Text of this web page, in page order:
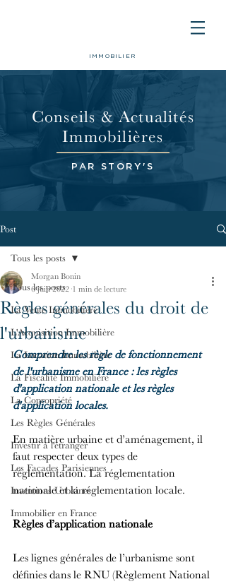
IMMOBILIER
Conseils & Actualités
Immobilières
PAR STORY'S
Post
Tous les posts
La Vente Immobilière
L'Acquisition Immobilière
La Location Immobilière
La Fiscalité Immobilière
La Copropriété
Les Règles Générales
Investir à l'étranger
Les Façades Parisiennes
Inventions Urbaines
Immobilier en France
Tous les posts
Règles générales du droit de
l'urbanisme
Morgan Bonin
6 juin 2022 1 min de lecture
Comprendre les règle de fonctionnement
de l'urbanisme en France : les règles
d'application nationale et les règles
d'application locales.
En matière urbaine et d’aménagement, il
faut respecter deux types de
réglementation. La réglementation
nationale et la réglementation locale.
Règles d’application nationale
Les lignes générales de l’urbanisme sont
définies dans le RNU (Règlement National